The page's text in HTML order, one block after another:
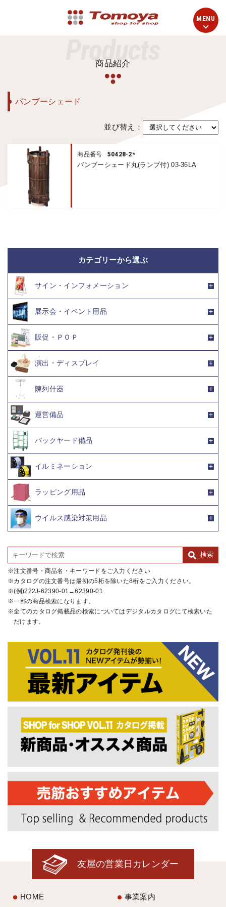
Products
商品紹介
バンブーシェード
並び替え：
商品番号 50428-2*
バンブーシェード丸(ランプ付) 03-36LA
カテゴリーから選ぶ
サイン・インフォメーション
展示会・イベント用品
販促・ＰＯＰ
演出・ディスプレイ
陳列什器
運営備品
バックヤード備品
イルミネーション
ラッピング用品
ウイルス感染対策用品
注文番号・商品名・キーワードをご入力ください
カタログの注文番号は最初の5桁を除いた8桁をご入力ください。
(例)222J-62390-01→62390-01
一部の商品検索になります。
全てのカタログ掲載品の検索についてはデジタルカタログにて検索いた
だけます。
友屋の営業日カレンダー
HOME 事業案内